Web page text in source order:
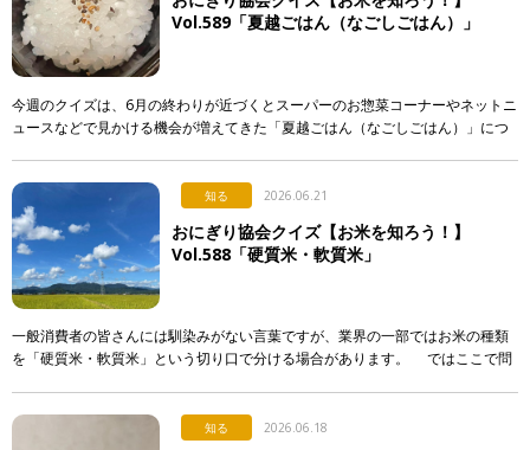
Vol.589「夏越ごはん（なごしごはん）」
今週のクイズは、6月の終わりが近づくとスーパーのお惣菜コーナーやネットニ
ュースなどで見かける機会が増えてきた「夏越ごはん（なごしごはん）」につ
知る 2026.06.21
おにぎり協会クイズ【お米を知ろう！】
Vol.588「硬質米・軟質米」
一般消費者の皆さんには馴染みがない言葉ですが、業界の一部ではお米の種類
を「硬質米・軟質米」という切り口で分ける場合があります。 ではここで問
知る 2026.06.18